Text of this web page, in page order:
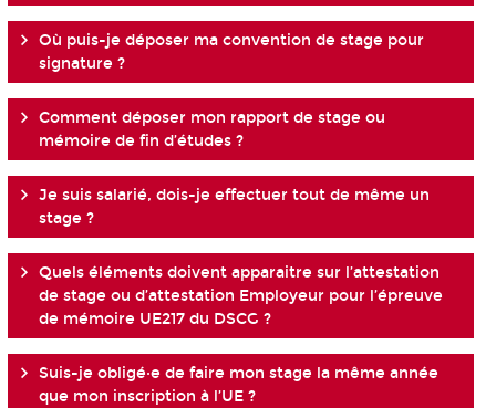
Où puis-je déposer ma convention de stage pour
signature ?
Comment déposer mon rapport de stage ou
mémoire de fin d’études ?
Je suis salarié, dois-je effectuer tout de même un
stage ?
Quels éléments doivent apparaitre sur l’attestation
de stage ou d’attestation Employeur pour l’épreuve
de mémoire UE217 du DSCG ?
Suis-je obligé·e de faire mon stage la même année
que mon inscription à l’UE ?